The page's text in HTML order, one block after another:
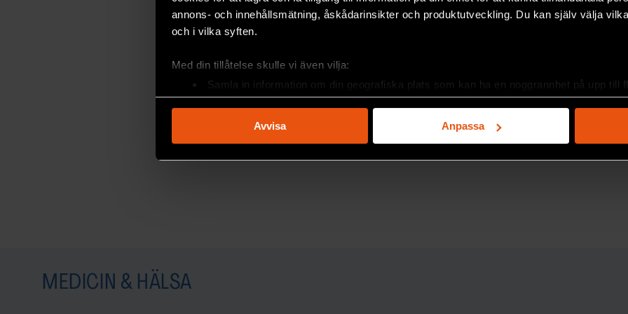
annons- och innehållsmätning, åskådarinsikter och produktutveckling. Du kan själv välja
och i vilka syften.
Med din tillåtelse skulle vi även vilja:
Samla in information om din geografiska plats som kan ha en noggrannhet på upp till
Identifiera din enhet genom att aktivt skanna den för specifika kännetecken
Ta reda på mer om hur dina personliga uppgifter behandlas och ställ in dina preferenser i
Vi använder enhetsidentifierare för att anpassa innehållet och annonserna till användarna,
till de sociala medier och annons- och analysföretag som vi samarbetar med. Dessa kan i
Avvisa Anpassa
av korta preskriptionstider.
än kirurgi. Men åklagaren anser att brottsrubriceringen är relevant eftersom
operationerna vare sig ingick i någon laglig form av sjukvård eller i en
Beställ nyhetsbrev
MEDICIN & HÄLSA